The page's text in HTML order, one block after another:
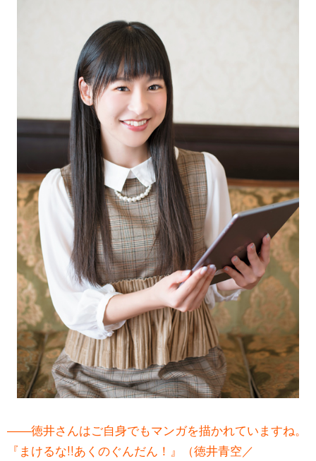
――徳井さんはご自身でもマンガを描かれていますね。
『まけるな!!あくのぐんだん！』（徳井青空／